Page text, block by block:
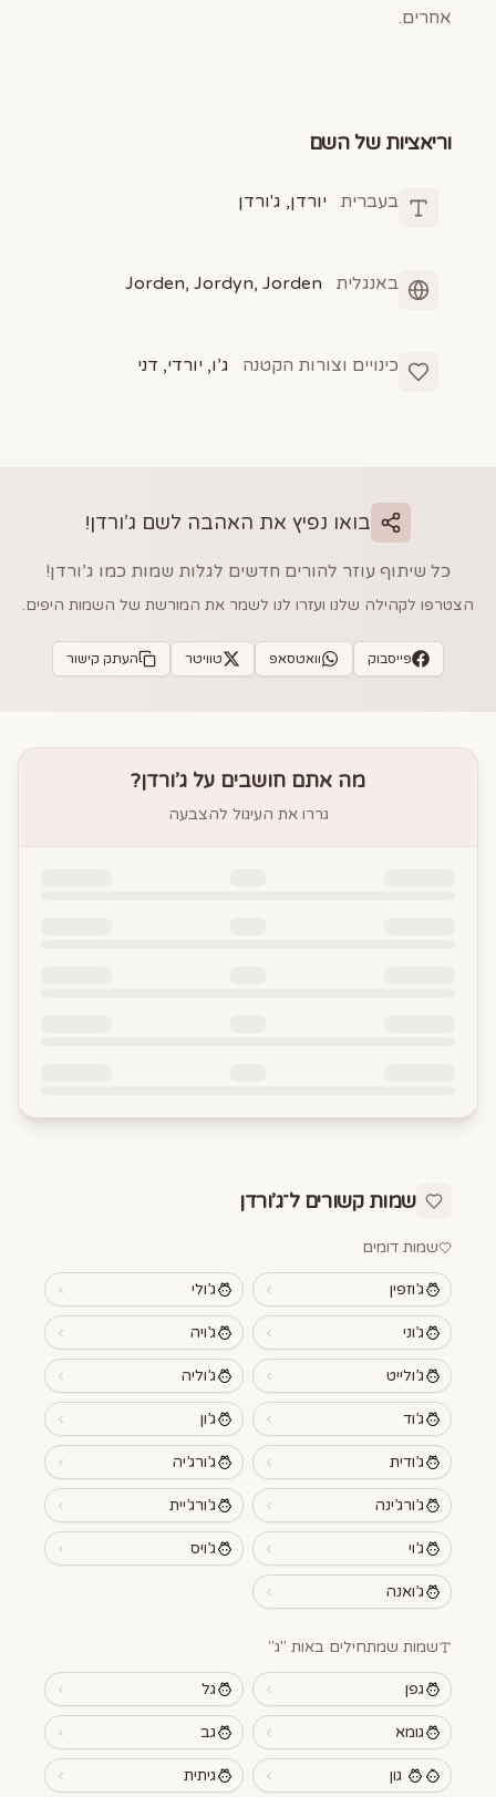
אחרים.
וריאציות של השם
בעברית יורדן, ג'ורדן
באנגלית Jorden, Jordyn, Jorden
כינויים וצורות הקטנה ג’ו, יורדי, דני
בואו נפיץ את האהבה לשם ג’ורדן!
כל שיתוף עוזר להורים חדשים לגלות שמות כמו ג’ורדן!
הצטרפו לקהילה שלנו ועזרו לנו לשמר את המורשת של השמות היפים.
פייסבוק וואטסאפ טוויטר העתק קישור
מה אתם חושבים על ג’ורדן?
גררו את העיגול להצבעה
שמות קשורים ל־ג’ורדן
שמות דומים
ג’וזפין ג’ולי
ג’וני ג’ויה
ג’ולייט ג’וליה
ג’וד ג’ון
ג’ודית ג’ורג’יה
ג’ורג’ינה ג’ורג’יית
ג’וי ג’ויס
ג’ואנה
שמות שמתחילים באות "ג"
גפן גל
גומא גב
גון גיתית